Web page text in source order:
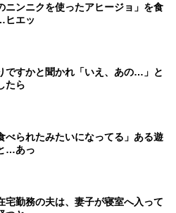
ニンニクを使ったアヒージョ」を食
ヒエッ
ですかと聞かれ「いえ、あの…」と
たら
べられたみたいになってる」ある遊
…あっ
宅勤務の夫は、妻子が寝室へ入って